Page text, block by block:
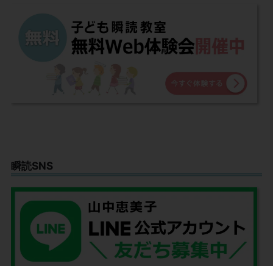
瞬読SNS